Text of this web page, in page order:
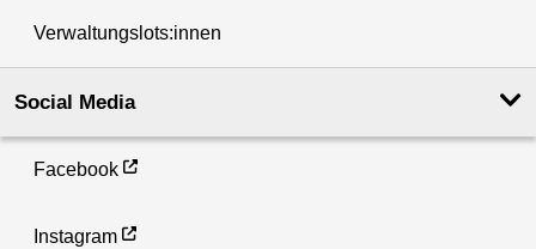
Verwaltungslots:innen
Social Media
Facebook
Instagram